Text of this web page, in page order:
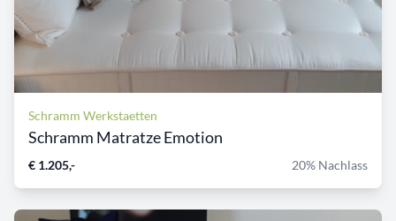
Schramm Werkstaetten
Schramm Matratze Emotion
€ 1.205,- 20% Nachlass